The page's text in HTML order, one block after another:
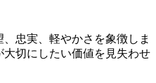
忠実、軽やかさを象徴しま
切にしたい価値を見失わせ